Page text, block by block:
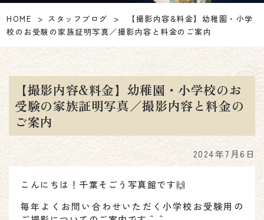
HOME スタッフブログ
【撮影内容&料金】幼稚園・小学
校のお受験の家族証明写真／撮影内容と料金のご案内
【撮影内容&料金】幼稚園・小学校のお
受験の家族証明写真／撮影内容と料金の
ご案内
2024年7月6日
こんにちは！千葉そごう写真館です🙌
毎年よくお問い合わせいただく小学校お受験用の